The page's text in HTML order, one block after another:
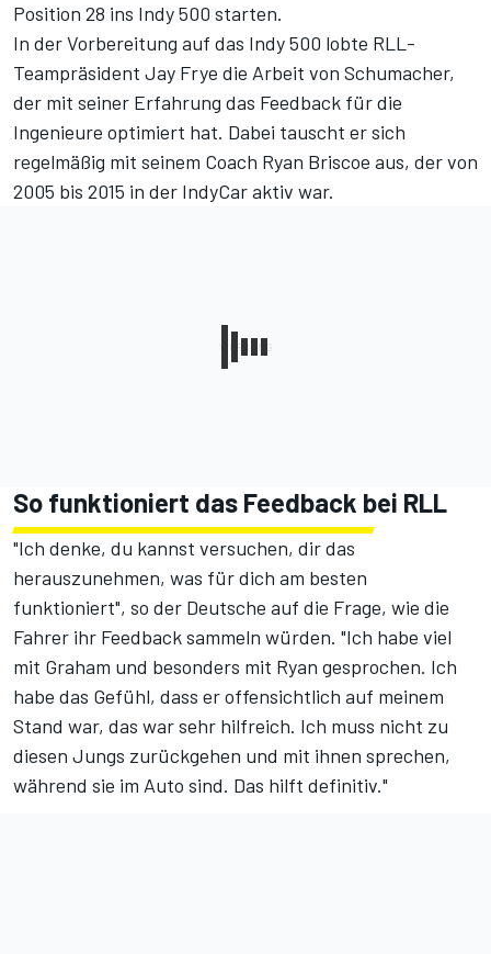
Position 28 ins Indy 500 starten.
In der Vorbereitung auf das Indy 500 lobte RLL-
Teampräsident Jay Frye die Arbeit von Schumacher,
der mit seiner Erfahrung das Feedback für die
Ingenieure optimiert hat. Dabei tauscht er sich
regelmäßig mit seinem Coach Ryan Briscoe aus, der von
2005 bis 2015 in der IndyCar aktiv war.
So funktioniert das Feedback bei RLL
"Ich denke, du kannst versuchen, dir das
herauszunehmen, was für dich am besten
funktioniert", so der Deutsche auf die Frage, wie die
Fahrer ihr Feedback sammeln würden. "Ich habe viel
mit Graham und besonders mit Ryan gesprochen. Ich
habe das Gefühl, dass er offensichtlich auf meinem
Stand war, das war sehr hilfreich. Ich muss nicht zu
diesen Jungs zurückgehen und mit ihnen sprechen,
während sie im Auto sind. Das hilft definitiv."